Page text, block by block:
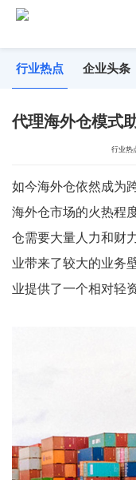
行业热点 企业头条
代理海外仓模式
行业热
如今海外仓依然成为
海外仓市场的火热程
仓需要大量人力和财
业带来了较大的业务
业提供了一个相对轻